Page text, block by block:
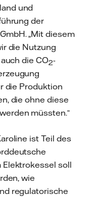
und
der
„Mit diesem
die Nutzung
die CO2-
die Produktion
die ohne diese
müssten.“
ist Teil des
Elektrokessel soll
wie
regulatorische